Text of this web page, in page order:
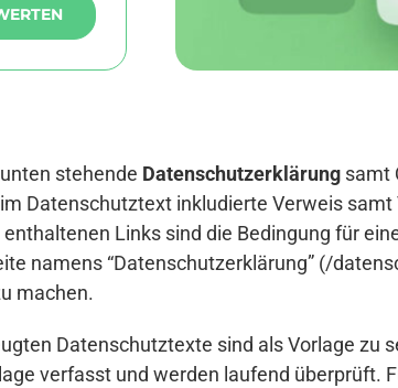
stehende Datenschutzerklärung samt
Datenschutztext inkludierte Verweis
enthaltenen Links sind die Bedingung für
namens “Datenschutzerklärung” (/
machen.
Datenschutztexte sind als Vorlage zu
verfasst und werden laufend überprüft.